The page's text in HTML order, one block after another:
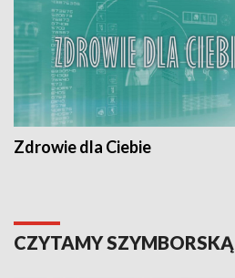
Zdrowie dla Ciebie
CZYTAMY SZYMBORSKĄ